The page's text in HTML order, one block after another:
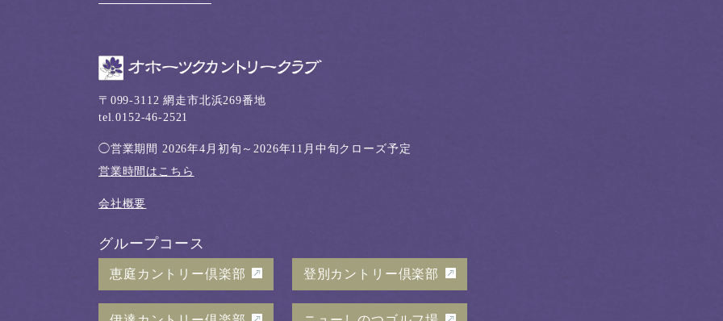
〒099-3112 網走市北浜269番地
tel.0152-46-2521
◯営業期間 2026年4月初旬～2026年11月中旬クローズ予定
営業時間はこちら
会社概要
グループコース
恵庭カントリー倶楽部 登別カントリー倶楽部